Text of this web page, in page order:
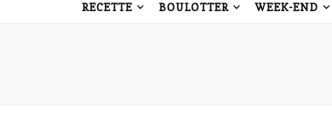
RECETTE BOULOTTER WEEK-END